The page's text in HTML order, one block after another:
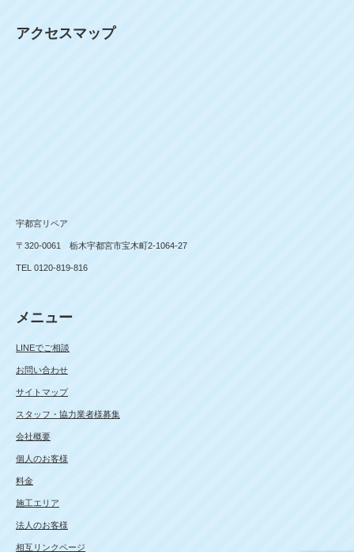
アクセスマップ
宇都宮リペア
〒320-0061 栃木宇都宮市宝木町2-1064-27
TEL 0120-819-816
メニュー
LINEでご相談
お問い合わせ
サイトマップ
スタッフ・協力業者様募集
会社概要
個人のお客様
料金
施工エリア
法人のお客様
相互リンクページ